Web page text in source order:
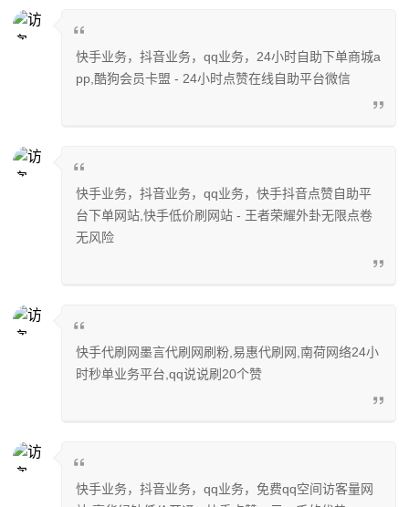
快手业务，抖音业务，qq业务，24小时自助下单商城a
pp,酷狗会员卡盟 - 24小时点赞在线自助平台微信
快手业务，抖音业务，qq业务，快手抖音点赞自助平
台下单网站,快手低价刷网站 - 王者荣耀外卦无限点卷
无风险
快手代刷网墨言代刷网刷粉,易惠代刷网,南荷网络24小
时秒单业务平台,qq说说刷20个赞
快手业务，抖音业务，qq业务，免费qq空间访客量网